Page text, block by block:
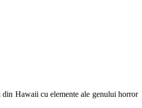
Hawaii cu elemente ale genului horror